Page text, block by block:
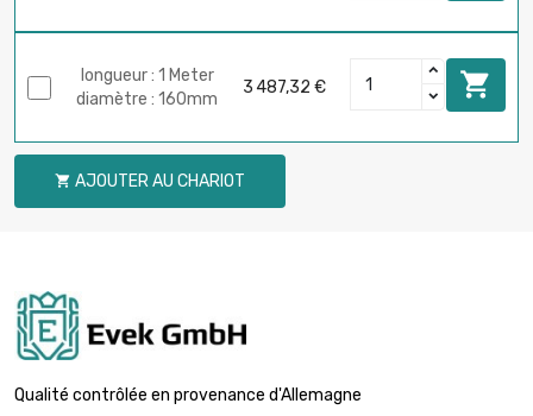
longueur : 1 Meter
diamètre : 160mm
3 487,32 € 
 AJOUTER AU CHARIOT
Qualité contrôlée en provenance d'Allemagne